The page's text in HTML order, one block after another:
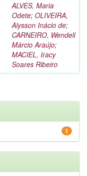
ALVES, Maria
Odete; OLIVEIRA,
Alysson Inácio de;
CARNEIRO, Wendell
Márcio Araújo;
MACIEL, Iracy
Soares Ribeiro
1